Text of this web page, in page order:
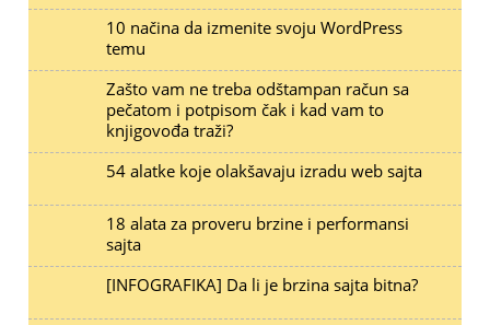
10 načina da izmenite svoju WordPress
temu
Zašto vam ne treba odštampan račun sa
pečatom i potpisom čak i kad vam to
knjigovođa traži?
54 alatke koje olakšavaju izradu web sajta
18 alata za proveru brzine i performansi
sajta
[INFOGRAFIKA] Da li je brzina sajta bitna?